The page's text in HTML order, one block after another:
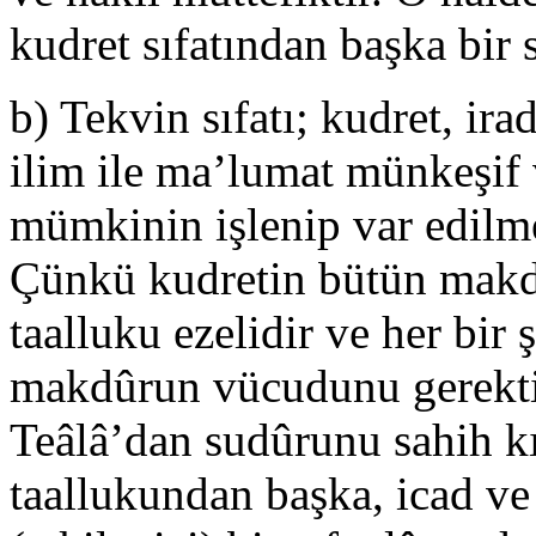
kudret sıfatından başka bir
b) Tekvin sıfatı; kudret,
ilim ile ma’lumat
mümkinin işlenip var
Çünkü kudretin bütün
taalluku ezelidir ve her bir
makdûrun vücudunu
Teâlâ’dan sudûrunu sahih
taallukundan başka, icad